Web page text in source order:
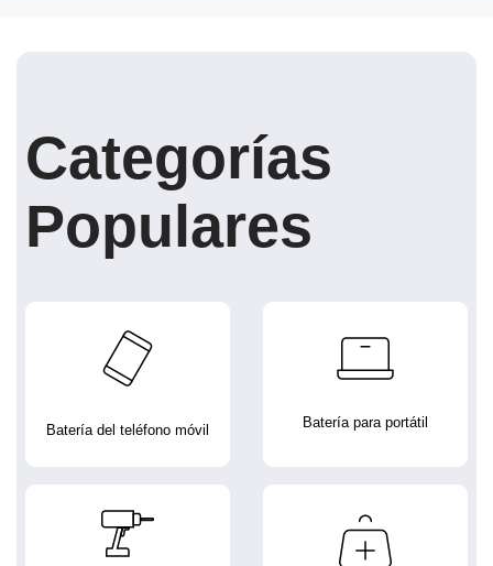
Categorías
Populares
Batería del teléfono móvil Batería para portátil